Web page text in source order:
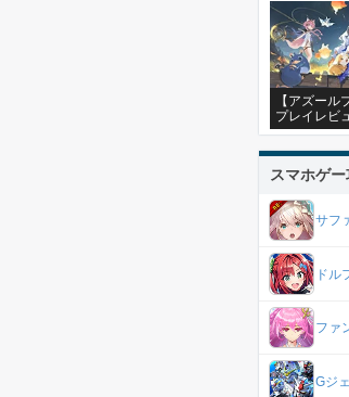
【アズール
プレイレビ
スマホゲ
サフ
ドル
ファ
Gジ